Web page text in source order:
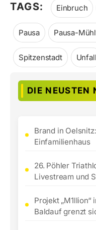
TAGS: Einbruch
Pausa Pausa-
Spitzenstadt Unfall
DIE NEUSTEN
Brand in
Einfamilienhaus
26. Pöhler
Livestream und
Projekt
Baldauf grenzt